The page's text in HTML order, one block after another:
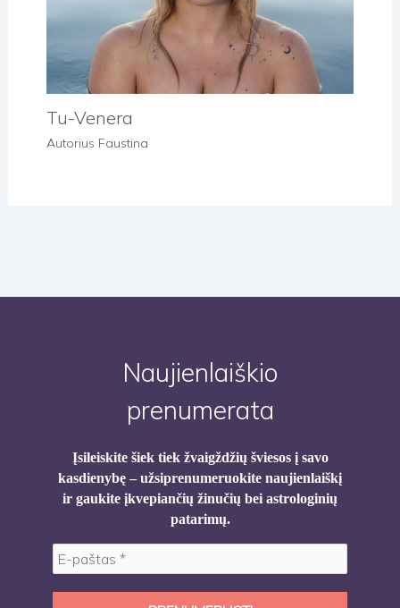
Tu-Venera
Autorius Faustina
Naujienlaiškio
prenumerata
Įsileiskite šiek tiek žvaigždžių šviesos į savo
kasdienybę – užsiprenumeruokite naujienlaiškį
ir gaukite įkvepiančių žinučių bei astrologinių
patarimų.